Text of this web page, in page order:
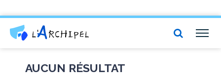
Centre social et culturel l'Archipel
AUCUN RÉSULTAT